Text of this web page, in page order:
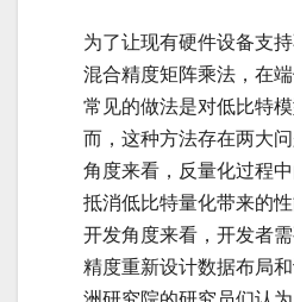
为了让现有硬件设备支
混合精度矩阵乘法，在
常见的做法是对低比特
而，这种方法存在两大
角度来看，反量化过程
抵消低比特量化带来的
开发角度来看，开发者
精度重新设计数据布局